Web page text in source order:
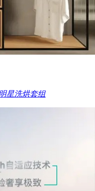
星洗烘套组